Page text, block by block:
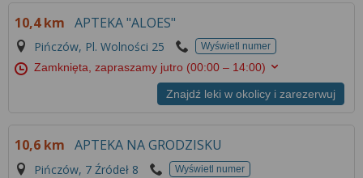
10,4 km APTEKA "ALOES"
Pińczów, Pl. Wolności 25 Wyświetl numer
Zamknięta, zapraszamy jutro (00:00 – 14:00)
Znajdź leki w okolicy i zarezerwuj
10,6 km APTEKA NA GRODZISKU
Pińczów, 7 Źródeł 8 Wyświetl numer